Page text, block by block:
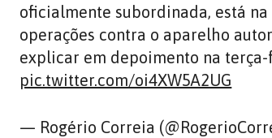
oficialmente subordinada, está na
operações contra o aparelho
explicar em depoimento na
pic.twitter.com/oi4XW5A2UG
— Rogério Correia